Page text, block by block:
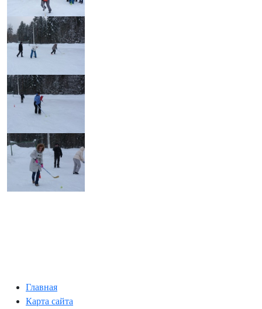
Главная
Карта сайта